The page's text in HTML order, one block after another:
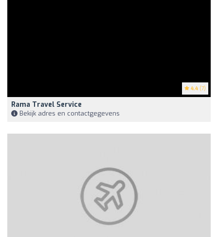
4.4 (7)
Rama Travel Service
Bekijk adres en contactgegevens